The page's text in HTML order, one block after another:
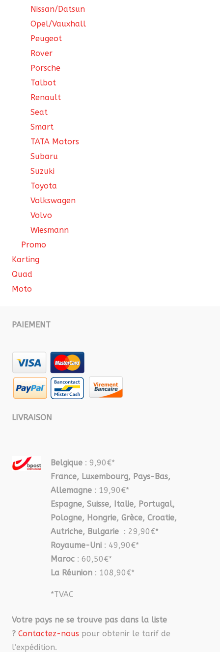
Nissan/Datsun
Opel/Vauxhall
Peugeot
Rover
Porsche
Talbot
Renault
Seat
Smart
TATA Motors
Subaru
Suzuki
Toyota
Volkswagen
Volvo
Wiesmann
Promo
Karting
Quad
Moto
PAIEMENT
LIVRAISON
Belgique : 9,90€*
France, Luxembourg, Pays-Bas,
Allemagne : 19,90€*
Espagne, Suisse, Italie, Portugal,
Pologne, Hongrie, Grèce, Croatie,
Autriche, Bulgarie : 29,90€*
Royaume-Uni : 49,90€*
Maroc : 60,50€*
La Réunion : 108,90€*
*TVAC
Votre pays ne se trouve pas dans la liste
? Contactez-nous pour obtenir le tarif de
l’expédition.